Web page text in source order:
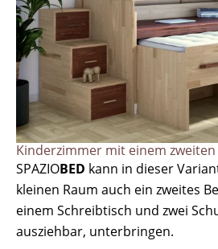
Kinderzimmer mit einem
SPAZIOBED kann in dieser
kleinen Raum auch ein zweites
einem Schreibtisch und zwei
ausziehbar, unterbringen.